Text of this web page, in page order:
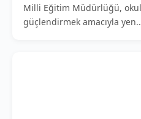
Milli Eğitim Müdürlüğü, okul
güçlendirmek amacıyla